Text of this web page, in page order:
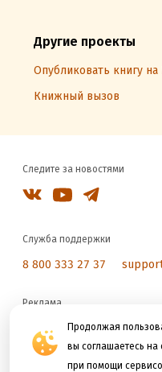
Продолжая
вы соглашаетесь
при помощи
Другие проекты
Опубликовать книгу
Книжный вызов
Следите за новостями
Служба поддержки
8 800 333 27 37
Реклама
reklama@litres.ru
Мы принимаем к оплате